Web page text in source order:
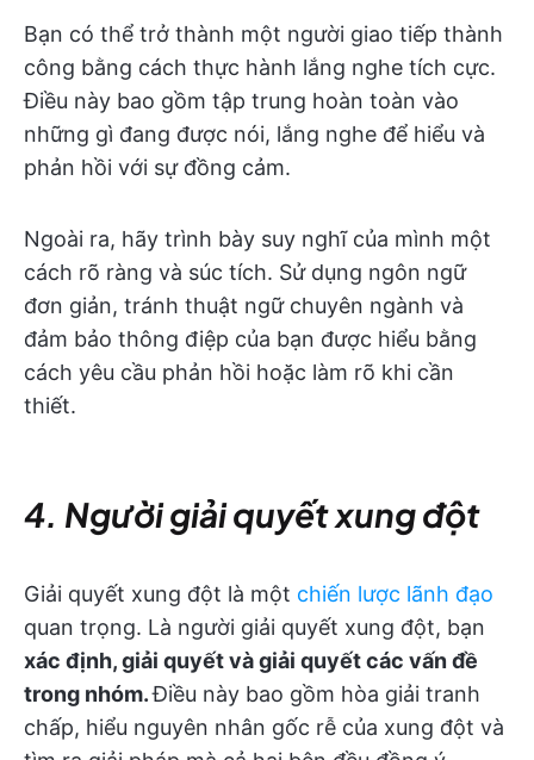
Bạn có thể trở thành một người giao tiếp thành
công bằng cách thực hành lắng nghe tích cực.
Điều này bao gồm tập trung hoàn toàn vào
những gì đang được nói, lắng nghe để hiểu và
phản hồi với sự đồng cảm.
Ngoài ra, hãy trình bày suy nghĩ của mình một
cách rõ ràng và súc tích. Sử dụng ngôn ngữ
đơn giản, tránh thuật ngữ chuyên ngành và
đảm bảo thông điệp của bạn được hiểu bằng
cách yêu cầu phản hồi hoặc làm rõ khi cần
thiết.
4. Người giải quyết xung đột
Giải quyết xung đột là một chiến lược lãnh đạo
quan trọng. Là người giải quyết xung đột, bạn
xác định, giải quyết và giải quyết các vấn đề
trong nhóm.Điều này bao gồm hòa giải tranh
chấp, hiểu nguyên nhân gốc rễ của xung đột và